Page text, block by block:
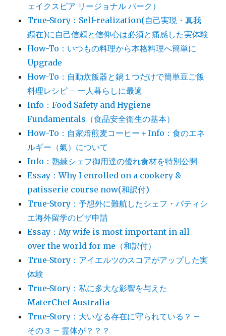
ェイクスピア リージョナル パーク）
True-Story：Self-realization(自己実現・真我
顕在)に自己信頼と信仰心は必須と痛感した実体験
How-To：いつもの料理から本格料理へ簡単に
Upgrade
How-To：自動炊飯器と鍋１つだけで簡単豆ご飯
料理レシピ – 一人暮らしに最適
Info：Food Safety and Hygiene
Fundamentals（食品安全衛生の基本）
How-To：自家焙煎麦コーヒー＋Info：食のエネ
ルギー（氣）について
Info：熟練シェフ御用達の優れ食材を特別公開
Essay：Why I enrolled on a cookery &
patisserie course now(和訳付)
True-Story：予想外に難航したシェフ・パティシ
エ海外留学のビザ申請
Essay：My wife is most important in all
over the world for me（和訳付）
True-Story：アイエルツのスコアがアップした実
体験
True-Story：私に多大な影響を与えた
MaterChef Australia
True-Story：大いなる存在に守られている？ –
その３ – 霊体が？？？